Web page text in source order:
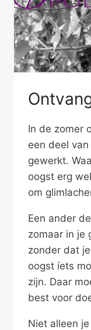
In de zomer
een deel
gewerkt.
oogst erg
om
Een ander
zomaar in je
zonder dat
oogst íets
zijn. Daar
best voor
Niet alleen